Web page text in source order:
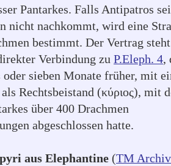
Pantarkes. Falls Antipatros
nicht nachkommt, wird eine
bestimmt. Der Vertrag steht
Verbindung zu P.Eleph. 4,
oder sieben Monate früher, mit
Rechtsbeistand (κύριος), mit
über 400 Drachmen
abgeschlossen hatte.
aus Elephantine (TM